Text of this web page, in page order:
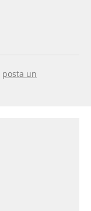
posta un